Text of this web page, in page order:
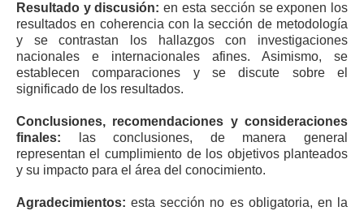
Resultado y discusión: en esta sección se exponen los
resultados en coherencia con la sección de metodología
y se contrastan los hallazgos con investigaciones
nacionales e internacionales afines. Asimismo, se
establecen comparaciones y se discute sobre el
significado de los resultados.
Conclusiones, recomendaciones y consideraciones
finales: las conclusiones, de manera general
representan el cumplimiento de los objetivos planteados
y su impacto para el área del conocimiento.
Agradecimientos: esta sección no es obligatoria, en la